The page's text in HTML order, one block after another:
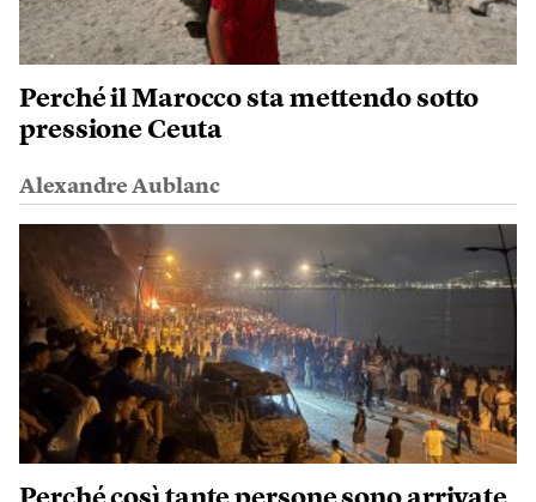
Perché il Marocco sta mettendo sotto
pressione Ceuta
Alexandre Aublanc